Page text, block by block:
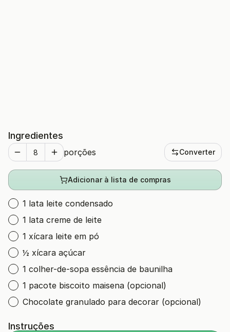
Ingredientes
porções Converter
Adicionar à lista de compras
1 lata leite condensado
1 lata creme de leite
1 xícara leite em pó
½ xícara açúcar
1 colher-de-sopa essência de baunilha
1 pacote biscoito maisena (opcional)
Chocolate granulado para decorar (opcional)
Instruções